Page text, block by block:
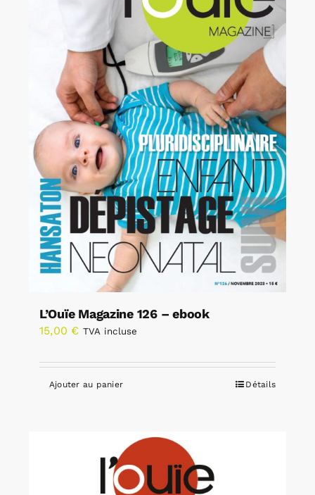
L’Ouïe Magazine 126 – ebook
15,00 € TVA incluse
Ajouter au panier Détails